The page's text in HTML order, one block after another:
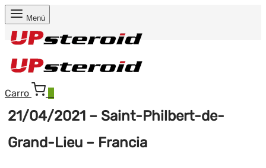
Menú
Carro
21/04/2021 – Saint-Philbert-de-
Grand-Lieu – Francia